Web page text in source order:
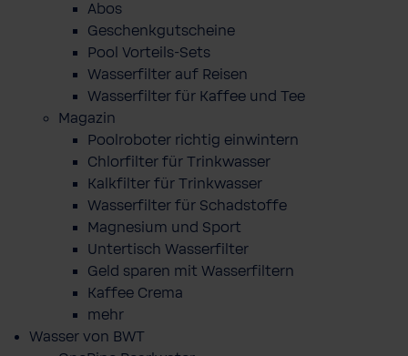
Abos
Geschenkgutscheine
Pool Vorteils-Sets
Wasserfilter auf Reisen
Wasserfilter für Kaffee und Tee
Magazin
Poolroboter richtig einwintern
Chlorfilter für Trinkwasser
Kalkfilter für Trinkwasser
Wasserfilter für Schadstoffe
Magnesium und Sport
Untertisch Wasserfilter
Geld sparen mit Wasserfiltern
Kaffee Crema
mehr
Wasser von BWT